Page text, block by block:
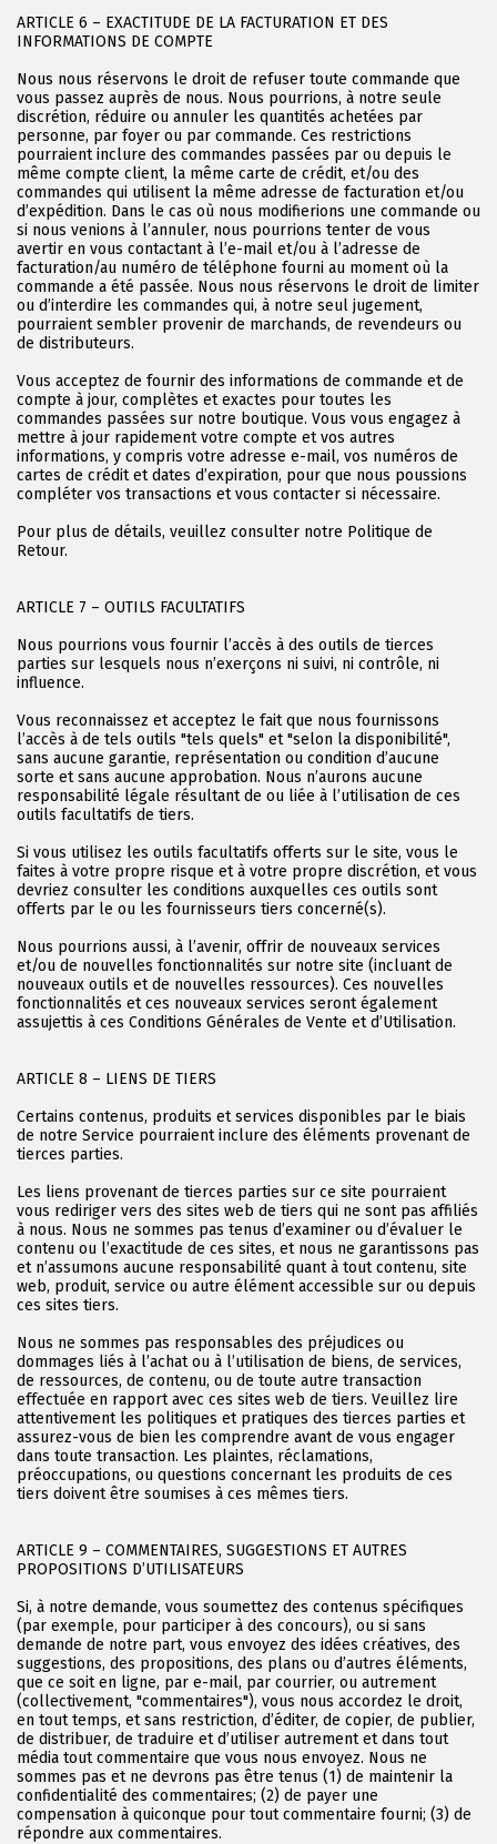
ARTICLE 6 – EXACTITUDE DE LA FACTURATION ET DES
INFORMATIONS DE COMPTE
Nous nous réservons le droit de refuser toute commande que
vous passez auprès de nous. Nous pourrions, à notre seule
discrétion, réduire ou annuler les quantités achetées par
personne, par foyer ou par commande. Ces restrictions
pourraient inclure des commandes passées par ou depuis le
même compte client, la même carte de crédit, et/ou des
commandes qui utilisent la même adresse de facturation et/ou
d’expédition. Dans le cas où nous modifierions une commande ou
si nous venions à l’annuler, nous pourrions tenter de vous
avertir en vous contactant à l’e-mail et/ou à l’adresse de
facturation/au numéro de téléphone fourni au moment où la
commande a été passée. Nous nous réservons le droit de limiter
ou d’interdire les commandes qui, à notre seul jugement,
pourraient sembler provenir de marchands, de revendeurs ou
de distributeurs.
Vous acceptez de fournir des informations de commande et de
compte à jour, complètes et exactes pour toutes les
commandes passées sur notre boutique. Vous vous engagez à
mettre à jour rapidement votre compte et vos autres
informations, y compris votre adresse e-mail, vos numéros de
cartes de crédit et dates d’expiration, pour que nous poussions
compléter vos transactions et vous contacter si nécessaire.
Pour plus de détails, veuillez consulter notre Politique de
Retour.
ARTICLE 7 – OUTILS FACULTATIFS
Nous pourrions vous fournir l’accès à des outils de tierces
parties sur lesquels nous n’exerçons ni suivi, ni contrôle, ni
influence.
Vous reconnaissez et acceptez le fait que nous fournissons
l’accès à de tels outils "tels quels" et "selon la disponibilité",
sans aucune garantie, représentation ou condition d’aucune
sorte et sans aucune approbation. Nous n’aurons aucune
responsabilité légale résultant de ou liée à l’utilisation de ces
outils facultatifs de tiers.
Si vous utilisez les outils facultatifs offerts sur le site, vous le
faites à votre propre risque et à votre propre discrétion, et vous
devriez consulter les conditions auxquelles ces outils sont
offerts par le ou les fournisseurs tiers concerné(s).
Nous pourrions aussi, à l’avenir, offrir de nouveaux services
et/ou de nouvelles fonctionnalités sur notre site (incluant de
nouveaux outils et de nouvelles ressources). Ces nouvelles
fonctionnalités et ces nouveaux services seront également
assujettis à ces Conditions Générales de Vente et d’Utilisation.
ARTICLE 8 – LIENS DE TIERS
Certains contenus, produits et services disponibles par le biais
de notre Service pourraient inclure des éléments provenant de
tierces parties.
Les liens provenant de tierces parties sur ce site pourraient
vous rediriger vers des sites web de tiers qui ne sont pas affiliés
à nous. Nous ne sommes pas tenus d’examiner ou d’évaluer le
contenu ou l’exactitude de ces sites, et nous ne garantissons pas
et n’assumons aucune responsabilité quant à tout contenu, site
web, produit, service ou autre élément accessible sur ou depuis
ces sites tiers.
Nous ne sommes pas responsables des préjudices ou
dommages liés à l’achat ou à l’utilisation de biens, de services,
de ressources, de contenu, ou de toute autre transaction
effectuée en rapport avec ces sites web de tiers. Veuillez lire
attentivement les politiques et pratiques des tierces parties et
assurez-vous de bien les comprendre avant de vous engager
dans toute transaction. Les plaintes, réclamations,
préoccupations, ou questions concernant les produits de ces
tiers doivent être soumises à ces mêmes tiers.
ARTICLE 9 – COMMENTAIRES, SUGGESTIONS ET AUTRES
PROPOSITIONS D’UTILISATEURS
Si, à notre demande, vous soumettez des contenus spécifiques
(par exemple, pour participer à des concours), ou si sans
demande de notre part, vous envoyez des idées créatives, des
suggestions, des propositions, des plans ou d’autres éléments,
que ce soit en ligne, par e-mail, par courrier, ou autrement
(collectivement, "commentaires"), vous nous accordez le droit,
en tout temps, et sans restriction, d’éditer, de copier, de publier,
de distribuer, de traduire et d’utiliser autrement et dans tout
média tout commentaire que vous nous envoyez. Nous ne
sommes pas et ne devrons pas être tenus (1) de maintenir la
confidentialité des commentaires; (2) de payer une
compensation à quiconque pour tout commentaire fourni; (3) de
répondre aux commentaires.